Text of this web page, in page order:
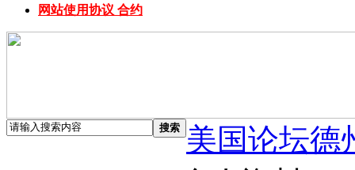
网站使用协议 合约
搜索
美国论坛德